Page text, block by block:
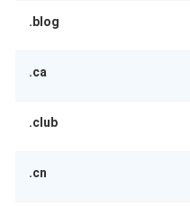
.blog
.ca
.club
.cn